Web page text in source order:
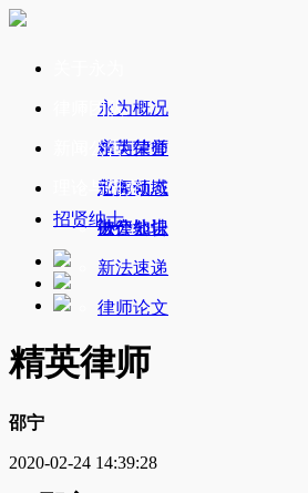
永为概况
永为荣誉
业务领域
办公地址
律师团队
精英律师
新闻公告
新闻动态
破产公告
理论与研究
法律知识
新法速递
律师论文
招贤纳士
精英律师
邵宁
2020-02-24 14:39:28